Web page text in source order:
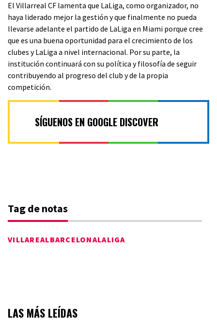
El Villarreal CF lamenta que LaLiga, como organizador, no
haya liderado mejor la gestión y que finalmente no pueda
llevarse adelante el partido de LaLiga en Miami porque cree
que es una buena oportunidad para el crecimiento de los
clubes y LaLiga a nivel internacional. Por su parte, la
institución continuará con su política y filosofía de seguir
contribuyendo al progreso del club y de la propia
competición.
SÍGUENOS EN GOOGLE DISCOVER
Tag de notas
VILLAREALBARCELONALALIGA
LAS MÁS LEÍDAS